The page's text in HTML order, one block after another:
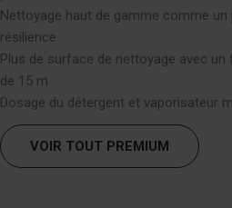
Nettoyage haut de gamme comme un
résilience
Plus de surface de nettoyage avec un
de 15 m
Dosage du détergent et vaporisateur
VOIR TOUT PREMIUM